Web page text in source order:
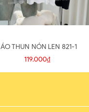
ÁO THUN NÓN LEN 821-1
119.000₫